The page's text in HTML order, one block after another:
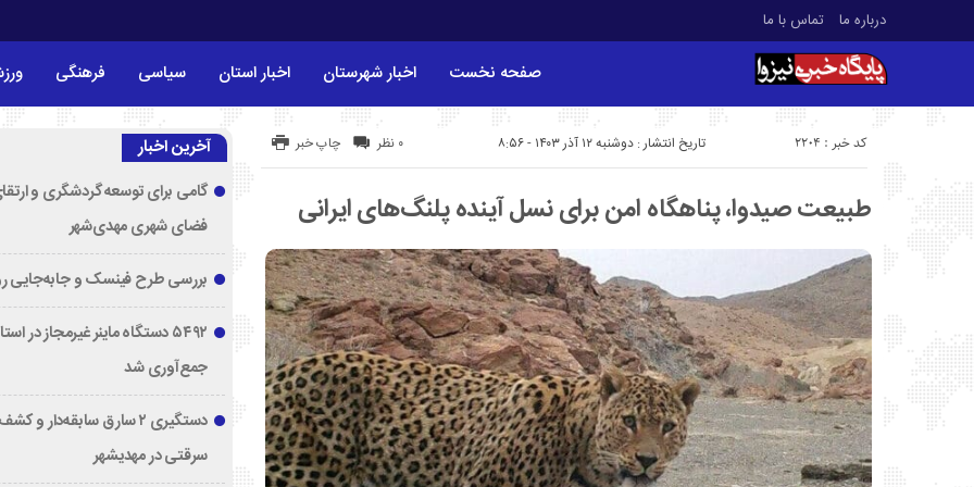
درباره ما تماس با ما
صفحه نخست اخبار شهرستان اخبار استان سیاسی فرهنگی
تاریخ انتشار : دوشنبه ۱۲ آذر ۱۴۰۳ - ۸:۵۶ کد خبر : 2204 چاپ خبر ۰ نظر
طبیعت صیدوا، پناهگاه امن برای نسل آینده پلنگ‌های ایرانی
آخرین اخبار
گامی برای توسعه گردشگری و
فضای شهری مهدی‌شهر
بررسی طرح فینسک و جابه‌جایی
۵۴۹۲ دستگاه ماینر غیرمجاز در
جمع‌آوری شد
دستگیری ۲ سارق سابقه‌دار
سرقتی در مهدیشهر